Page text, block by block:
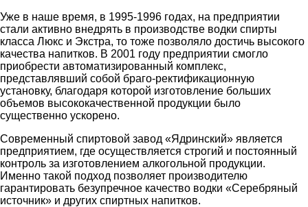
Уже в наше время, в 1995-1996 годах, на предприятии
стали активно внедрять в производстве водки спирты
класса Люкс и Экстра, то тоже позволяло достичь высокого
качества напитков. В 2001 году предприятии смогло
приобрести автоматизированный комплекс,
представлявший собой браго-ректификационную
установку, благодаря которой изготовление больших
объемов высококачественной продукции было
существенно ускорено.
Современный спиртовой завод «Ядринский» является
предприятием, где осуществляется строгий и постоянный
контроль за изготовлением алкогольной продукции.
Именно такой подход позволяет производителю
гарантировать безупречное качество водки «Серебряный
источник» и других спиртных напитков.